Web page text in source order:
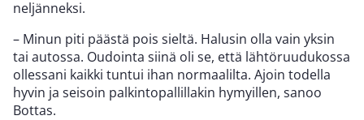
neljänneksi.
– Minun piti päästä pois sieltä. Halusin olla vain yksin
tai autossa. Oudointa siinä oli se, että lähtöruudukossa
ollessani kaikki tuntui ihan normaalilta. Ajoin todella
hyvin ja seisoin palkintopallillakin hymyillen, sanoo
Bottas.